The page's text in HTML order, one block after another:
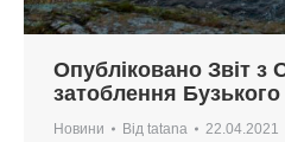
Опубліковано Звіт
затоблення
Новини Від tatana 22.04.2021